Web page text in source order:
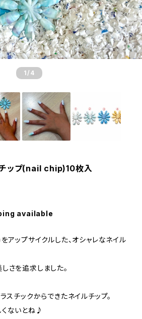
1 /4
チップ(nail chip)10枚入
available
アップサイクルした、オシャレなネイル
さを追求しました。
スチックからできたネイルチップ。
くないとね♪